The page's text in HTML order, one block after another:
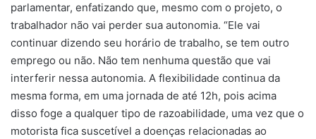
parlamentar, enfatizando que, mesmo com o projeto, o
trabalhador não vai perder sua autonomia. “Ele vai
continuar dizendo seu horário de trabalho, se tem outro
emprego ou não. Não tem nenhuma questão que vai
interferir nessa autonomia. A flexibilidade continua da
mesma forma, em uma jornada de até 12h, pois acima
disso foge a qualquer tipo de razoabilidade, uma vez que o
motorista fica suscetível a doenças relacionadas ao